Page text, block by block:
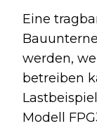
Eine
werden,
betreiben
Modell